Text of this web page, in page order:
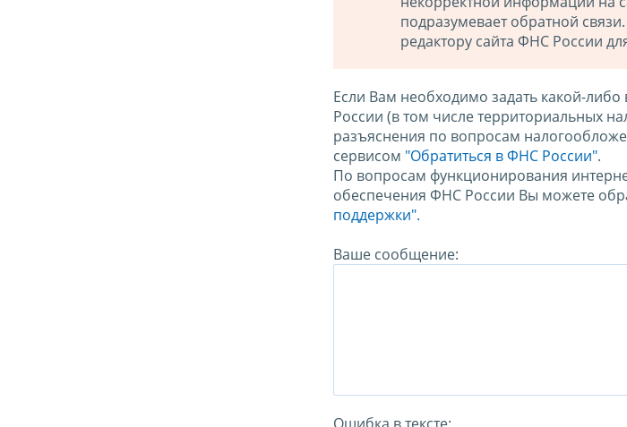
подразумевает обратной
редактору сайта ФНС России
Если Вам необходимо задать какой-
России (в том числе территориальных
разъяснения по вопросам
сервисом "Обратиться в ФНС России".
По вопросам функционирования
обеспечения ФНС России Вы можете
поддержки".
Ваше сообщение: